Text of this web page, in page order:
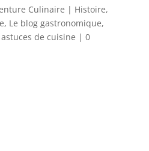
Culinaire | Histoire,
, Le blog gastronomique,
de cuisine | 0